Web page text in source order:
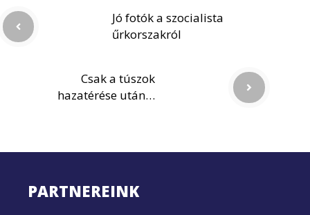
Jó fotók a szocialista
űrkorszakról
Csak a túszok
hazatérése után…
PARTNEREINK